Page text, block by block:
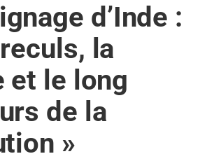
d’Inde :
la
et le long
de la
»